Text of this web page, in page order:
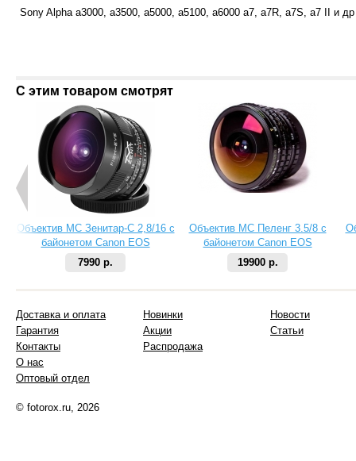
Sony Alpha a3000, a3500, a5000, a5100, a6000 a7, a7R, a7S, a7 II и др
С этим товаром смотрят
Объектив МС Зенитар-C 2,8/16 с
байонетом Canon EOS
7990 р.
Объектив МС Пеленг 3.5/8 с
байонетом Canon EOS
19900 р.
Доставка и оплата
Гарантия
Контакты
О нас
Оптовый отдел
Новинки
Акции
Распродажа
Новости
Статьи
© fotorox.ru, 2026